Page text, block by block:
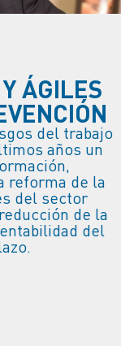
ÁGILES
del trabajo
años un
reforma de la
del sector
de la
del